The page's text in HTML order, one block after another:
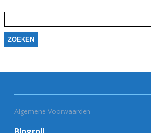
naar:
Algemene Voorwaarden